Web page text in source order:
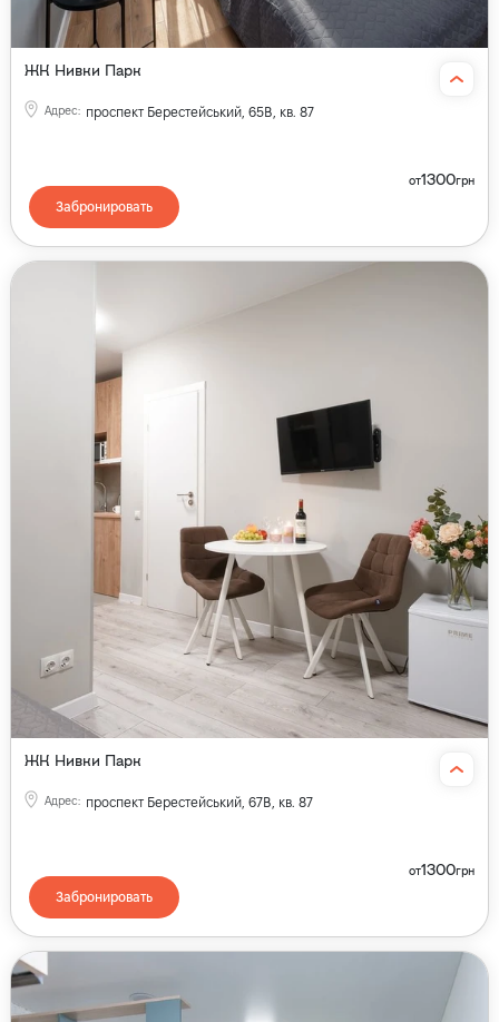
ЖК Нивки Парк
Адрес: проспект Берестейський, 65В, кв. 87
от1300грн
Забронировать
ЖК Нивки Парк
Адрес: проспект Берестейський, 67В, кв. 87
от1300грн
Забронировать